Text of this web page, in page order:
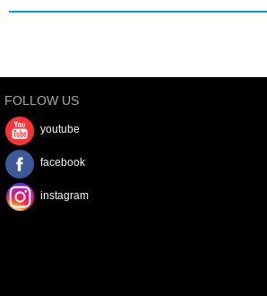
FOLLOW US
youtube
facebook
instagram